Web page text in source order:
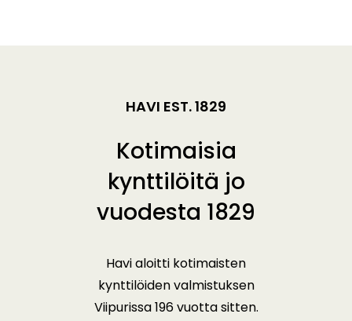
HAVI EST. 1829
Kotimaisia
kynttilöitä jo
vuodesta 1829
Havi aloitti kotimaisten
kynttilöiden valmistuksen
Viipurissa 196 vuotta sitten.